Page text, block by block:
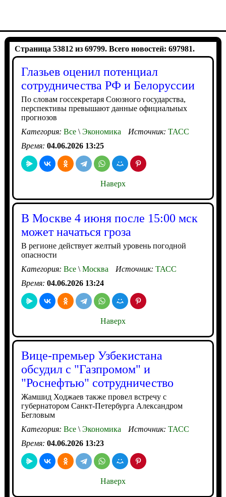
Страница 53812 из 69799. Всего новостей: 697981.
Глазьев оценил потенциал
сотрудничества РФ и Белоруссии
По словам госсекретаря Союзного государства,
перспективы превышают данные официальных
прогнозов
Категория: Все\Экономика Источник: ТАСС
Время: 04.06.2026 13:25
Наверх
В Москве 4 июня после 15:00 мск
может начаться гроза
В регионе действует желтый уровень погодной
опасности
Категория: Все\Москва Источник: ТАСС
Время: 04.06.2026 13:24
Наверх
Вице-премьер Узбекистана
обсудил с "Газпромом" и
"Роснефтью" сотрудничество
Жамшид Ходжаев также провел встречу с
губернатором Санкт-Петербурга Александром
Бегловым
Категория: Все\Экономика Источник: ТАСС
Время: 04.06.2026 13:23
Наверх